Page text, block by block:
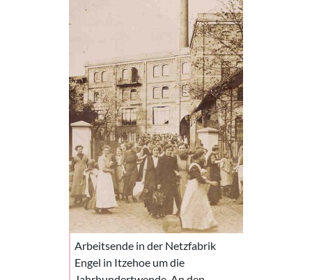
Arbeitsende in der Netzfabrik
Engel in Itzehoe um die